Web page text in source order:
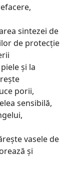
sintezei de
de protecție
și la
porii,
sensibilă,
vasele de
și